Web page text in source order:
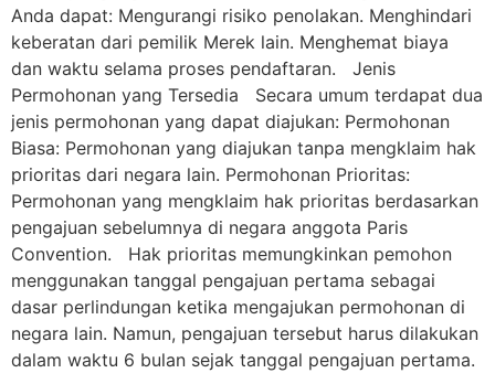
Anda dapat: Mengurangi risiko penolakan. Menghindari
keberatan dari pemilik Merek lain. Menghemat biaya
dan waktu selama proses pendaftaran. Jenis
Permohonan yang Tersedia Secara umum terdapat dua
jenis permohonan yang dapat diajukan: Permohonan
Biasa: Permohonan yang diajukan tanpa mengklaim hak
prioritas dari negara lain. Permohonan Prioritas:
Permohonan yang mengklaim hak prioritas berdasarkan
pengajuan sebelumnya di negara anggota Paris
Convention. Hak prioritas memungkinkan pemohon
menggunakan tanggal pengajuan pertama sebagai
dasar perlindungan ketika mengajukan permohonan di
negara lain. Namun, pengajuan tersebut harus dilakukan
dalam waktu 6 bulan sejak tanggal pengajuan pertama.